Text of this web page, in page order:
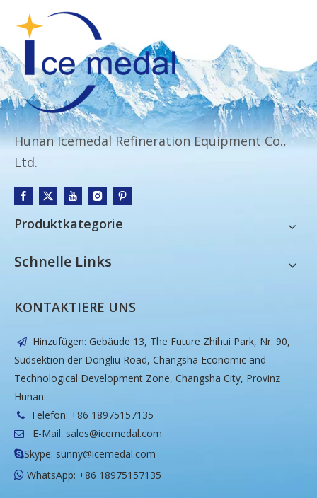
Hunan Icemedal Refineration Equipment Co.,
Ltd.
Produktkategorie
Schnelle Links
KONTAKTIERE UNS

Hinzufügen: Gebäude 13, The Future Zhihui Park, Nr. 90,
Südsektion der Dongliu Road, Changsha Economic and
Technological Development Zone, Changsha City, Provinz
Hunan.
 Telefon: +86 18975157135
 E-Mail: sales@icemedal.com
Skype: sunny@icemedal.com
 WhatsApp: +86 18975157135